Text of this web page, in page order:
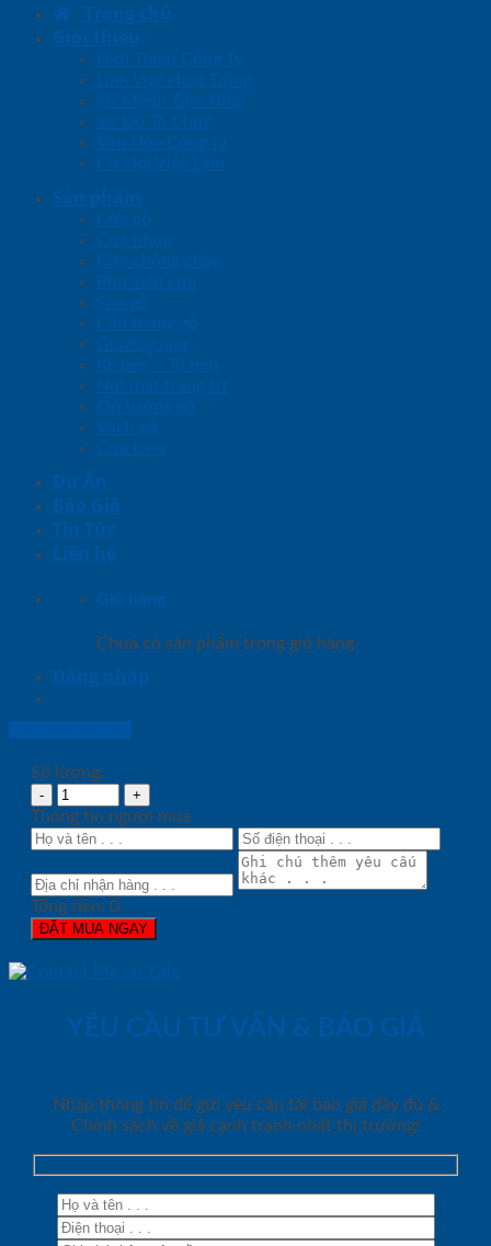
Trang chủ
Giới thiệu
Giới Thiệu Công Ty
Lĩnh Vực Hoạt Động
Sứ Mệnh Tầm Nhìn
Sơ Đồ Tổ Chức
Văn Hóa Công ty
Cơ Hội Việc Làm
Sản phẩm
Cửa gỗ
Cửa nhựa
Cửa chống cháy
Phụ kiện cửa
Sàn gỗ
Cầu thang gỗ
Giường ngủ
Kệ bếp – Tủ bếp
Nội thất trang trí
Ốp tường gỗ
Vách gỗ
Cửa kính
Dự Án
Báo Giá
Tin Tức
Liên hệ
Giỏ hàng
Chưa có sản phẩm trong giỏ hàng.
Đăng nhập
Số lượng:
Thông tin người mua
Tổng tiền: 0
ĐẶT MUA NGAY
YÊU CẦU TƯ VẤN & BÁO GIÁ
Nhập thông tin để gửi yêu cầu tải báo giá đầy đủ &
Chính sách về giá cạnh tranh nhất thị trường!